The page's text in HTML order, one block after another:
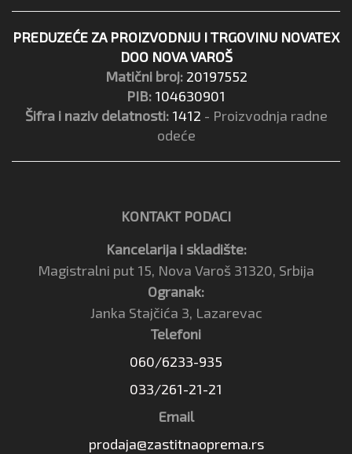
PREDUZEĆE ZA PROIZVODNJU I TRGOVINU NOVATEX
DOO NOVA VAROŠ
Matični broj: 20197552
PIB: 104630901
Šifra i naziv delatnosti: 1412 - Proizvodnja radne
odeće
KONTAKT PODACI
Kancelarija i skladište:
Magistralni put 15, Nova Varoš 31320, Srbija
Ogranak:
Janka Stajčića 3, Lazarevac
Telefoni
060/6233-935
033/261-21-21
Email
prodaja@zastitnaoprema.rs